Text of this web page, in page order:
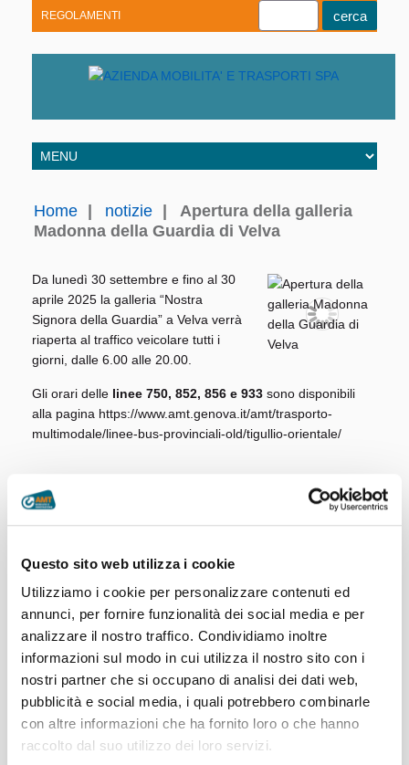
Questo sito web utilizza i cookie
Utilizziamo i cookie per personalizzare contenuti ed
annunci, per fornire funzionalità dei social media e per
analizzare il nostro traffico. Condividiamo inoltre
informazioni sul modo in cui utilizza il nostro sito con i
nostri partner che si occupano di analisi dei dati web,
pubblicità e social media, i quali potrebbero combinarle
con altre informazioni che ha fornito loro o che hanno
raccolto dal suo utilizzo dei loro servizi.
REGOLAMENTI
Home notizie
Apertura della galleria
Madonna della Guardia di Velva
Da lunedì 30 settembre e fino al 30
aprile 2025 la galleria “Nostra
Signora della Guardia” a Velva verrà
riaperta al traffico veicolare tutti i
giorni, dalle 6.00 alle 20.00.
Gli orari delle linee 750, 852, 856 e 933 sono disponibili
alla pagina https://www.amt.genova.it/amt/trasporto-
multimodale/linee-bus-provinciali-old/tigullio-orientale/
28/09/2024